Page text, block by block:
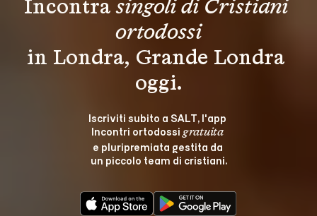
Incontra singoli di Cristiani
ortodossi
in Londra, Grande Londra
oggi.
Iscriviti subito a SALT, l'app
Incontri ortodossi gratuita
e pluripremiata gestita da
un piccolo team di cristiani.